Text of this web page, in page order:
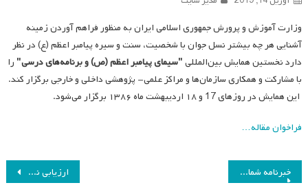
وزارت آموزش و پرورش جمهوری اسلامی ایران به منظور فراهم آوردن زمینه
آشنایی هر چه بیشتر نسل جوان با شخصیت، سنت و سیره پیامبر اعظم (ع) در نظر
دارد نخستین همایش بین‌المللی"سیمای پیامبر اعظم (ص) و برنامه‌های درسی" را
با مشارکت و همکاری سازمان‌ها و مراکز علمی- پژوهشی داخلی و خارجی برگزار کند.
این همایش در روز‌های 17 و ۱۸ اردیبهشت ماه ۱۳۸۶ برگزار می‌شود.
فراخوان مقاله…
راهبری
ارزیابی نشست‌های علمی ماهانه انجمن مطالعات برنامه درسی ایران خبرنامه شماره ۹ انجمن مطالعات برنامه درسی ایران